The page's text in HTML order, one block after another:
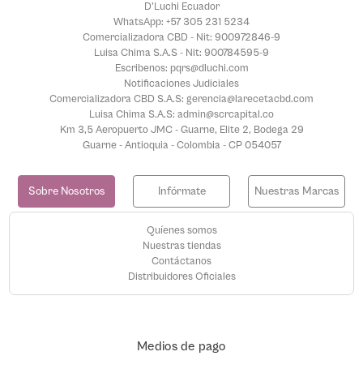
D'Luchi Ecuador
WhatsApp: +57 305 231 5234
Comercializadora CBD - Nit: 900972846-9
Luisa Chima S.A.S - Nit: 900784595-9
Escribenos: pqrs@dluchi.com
Notificaciones Judiciales
Comercializadora CBD S.A.S: gerencia@larecetacbd.com
Luisa Chima S.A.S: admin@scrcapital.co
Km 3,5 Aeropuerto JMC - Guarne, Elite 2, Bodega 29
Guarne - Antioquia - Colombia - CP 054057
Sobre Nosotros Infórmate Nuestras Marcas
Quíenes somos
Nuestras tiendas
Contáctanos
Distribuidores Oficiales
Medios de pago